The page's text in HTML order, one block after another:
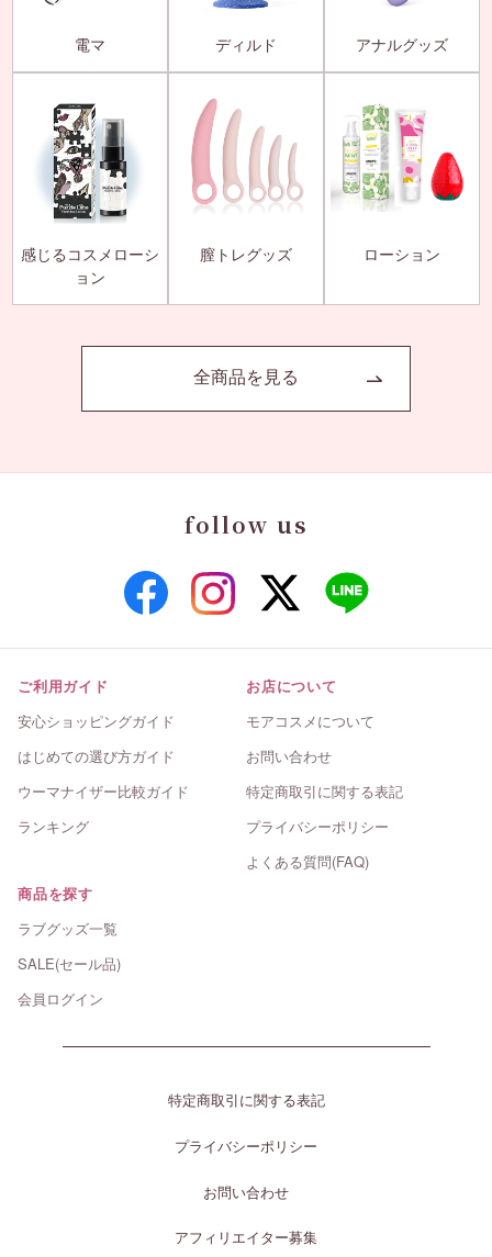
電マ ディルド アナルグッズ
感じるコスメローシ
ョン
膣トレグッズ ローション
全商品を見る
follow us
ご利用ガイド
安心ショッピングガイド
はじめての選び方ガイド
ウーマナイザー比較ガイド
ランキング
お店について
モアコスメについて
お問い合わせ
特定商取引に関する表記
プライバシーポリシー
よくある質問(FAQ)
商品を探す
ラブグッズ一覧
SALE(セール品)
会員ログイン
特定商取引に関する表記
プライバシーポリシー
お問い合わせ
アフィリエイター募集